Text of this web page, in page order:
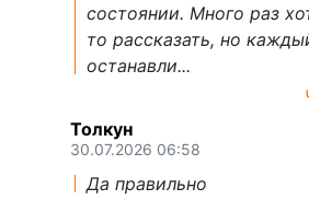
состоянии. Много раз
то рассказать, но
останавли...
Толкун
30.07.2026 06:58
Да правильно